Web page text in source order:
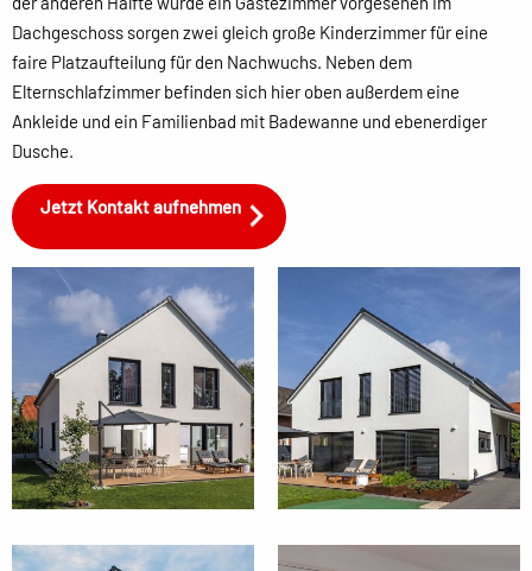
Dachgeschoss sorgen zwei gleich große Kinderzimmer für eine
faire Platzaufteilung für den Nachwuchs. Neben dem
Elternschlafzimmer befinden sich hier oben außerdem eine
Ankleide und ein Familienbad mit Badewanne und ebenerdiger
Dusche.
Jetzt Kontakt aufnehmen